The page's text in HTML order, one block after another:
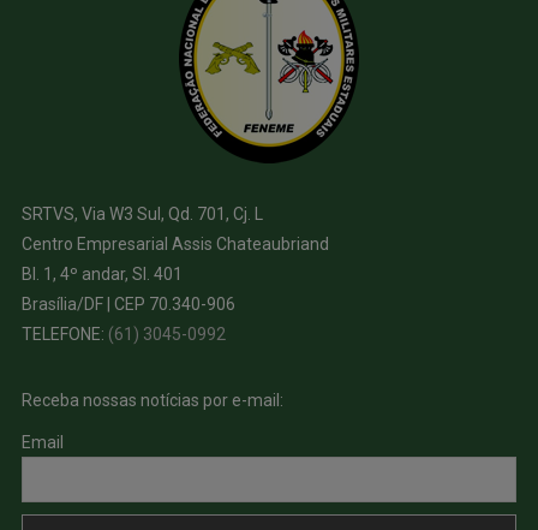
SRTVS, Via W3 Sul, Qd. 701, Cj. L
Centro Empresarial Assis Chateaubriand
Bl. 1, 4º andar, Sl. 401
Brasília/DF | CEP 70.340-906
TELEFONE: (61) 3045-0992
Receba nossas notícias por e-mail:
Email